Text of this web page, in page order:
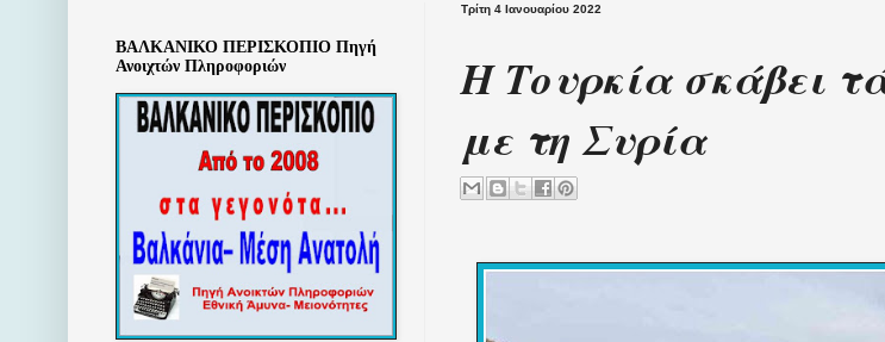
Τρίτη 4 Ιανουαρίου 2022
Η Τουρκία σκάβει
με τη Συρία
ΒΑΛΚΑΝΙΚΟ ΠΕΡΙΣΚΟΠΙΟ Πηγή
Ανοιχτών Πληροφοριών